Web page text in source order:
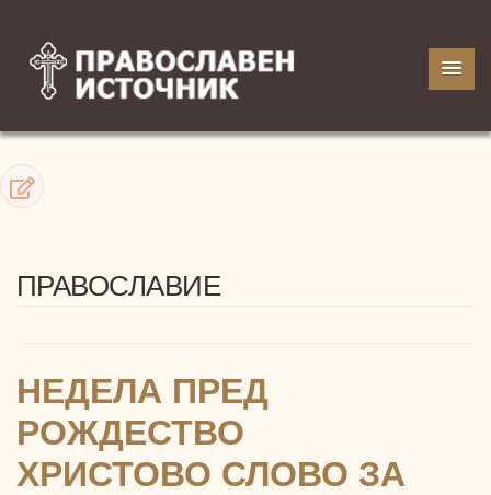
ПРАВОСЛАВИЕ
НЕДЕЛА ПРЕД
РОЖДЕСТВО
ХРИСТОВО СЛОВО ЗА